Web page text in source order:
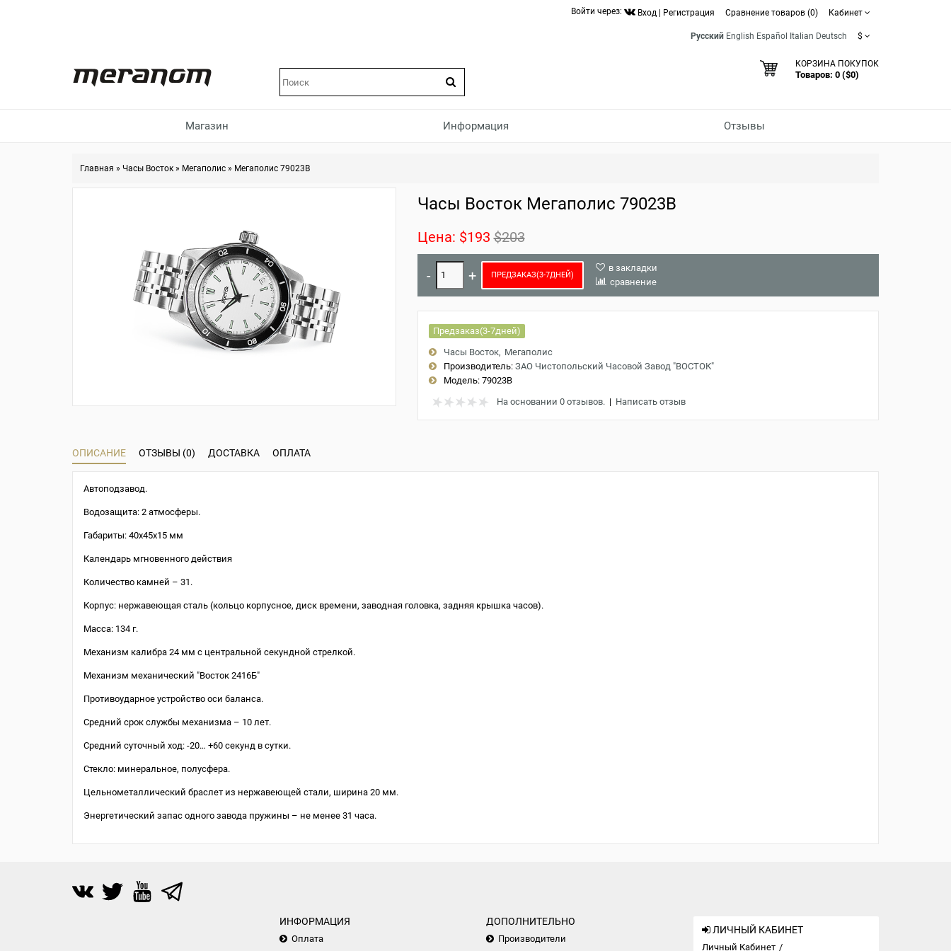
Войти через: Вход Регистрация Сравнение товаров (0) Кабинет
Русский English Español Italian Deutsch $
КОРЗИНА ПОКУПОК
Товаров: 0 ($0)
Магазин Информация Отзывы
Главная » Часы Восток » Мегаполис » Мегаполис 79023B
Часы Восток Мегаполис 79023B
Цена: $193 $203
ПРЕДЗАКАЗ(3-7ДНЕЙ)
в закладки
сравнение
Предзаказ(3-7дней)
Часы Восток
Мегаполис
Производитель: ЗАО Чистопольский Часовой Завод "ВОСТОК"
Модель:79023B
На основании 0 отзывов.| Написать отзыв
ОПИСАНИЕ ОТЗЫВЫ (0) ДОСТАВКА ОПЛАТА
Автоподзавод.
Водозащита: 2 атмосферы.
Габариты: 40х45х15 мм
Календарь мгновенного действия
Количество камней – 31.
Корпус: нержавеющая сталь (кольцо корпусное, диск времени, заводная головка, задняя крышка часов).
Масса: 134 г.
Механизм калибра 24 мм с центральной секундной стрелкой.
Механизм механический "Восток 2416Б"
Противоударное устройство оси баланса.
Средний срок службы механизма – 10 лет.
Средний суточный ход: -20… +60 секунд в сутки.
Стекло: минеральное, полусфера.
Цельнометаллический браслет из нержавеющей стали, ширина 20 мм.
Энергетический запас одного завода пружины – не менее 31 часа.
ИНФОРМАЦИЯ
Оплата
ДОПОЛНИТЕЛЬНО
Производители
ЛИЧНЫЙ КАБИНЕТ
Личный Кабинет